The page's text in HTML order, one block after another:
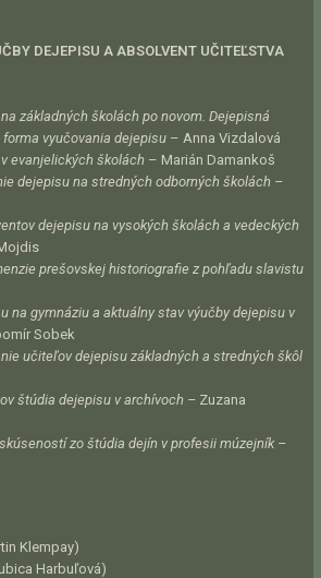
DEJEPISU A ABSOLVENT UČITEĽSTVA
základných školách po novom. Dejepisná
vyučovania dejepisu – Anna Vizdalová
evanjelických školách – Marián Damankoš
dejepisu na stredných odborných školách –
dejepisu na vysokých školách a vedeckých
prešovskej historiografie z pohľadu slavistu
na gymnáziu a aktuálny stav výučby dejepisu v
Sobek
učiteľov dejepisu základných a stredných škôl
štúdia dejepisu v archívoch – Zuzana
zo štúdia dejín v profesii múzejník –
Klempay)
Harbuľová)